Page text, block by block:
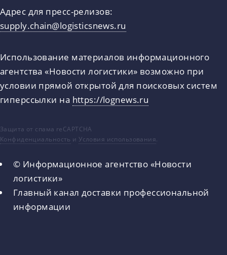
Адрес для пресс-релизов:
supply.chain@logisticsnews.ru
Использование материалов информационного
агентства «Новости логистики» возможно при
условии прямой открытой для поисковых систем
гиперссылки на https://lognews.ru
Защита от спама reCAPTCHA
Конфиденциальность иУсловия использования.
© Информационное агентство «Новости
логистики»
Главный канал доставки профессиональной
информации